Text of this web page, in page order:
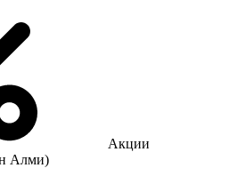
Акции
Алми)